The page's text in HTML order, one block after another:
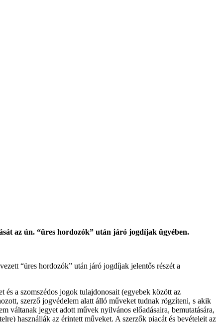
az ún. “üres hordozók” után járó jogdíjak ügyében.
“üres hordozók” után járó jogdíjak jelentős részét a
a szomszédos jogok tulajdonosait (egyebek között az
szerző jogvédelem alatt álló műveket tudnak rögzíteni, s akik
váltanak jegyet adott művek nyilvános előadásaira, bemutatására,
használják az érintett műveket. A szerzők piacát és bevételeit az